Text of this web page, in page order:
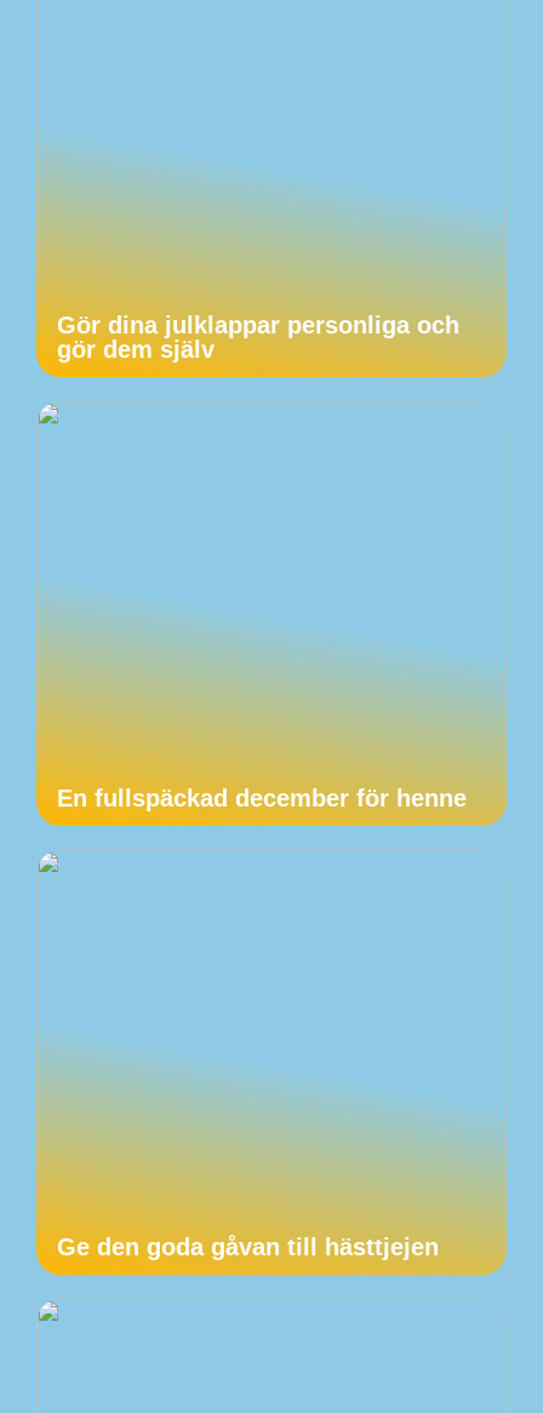
Gör dina julklappar personliga och
gör dem själv
En fullspäckad december för henne
Ge den goda gåvan till hästtjejen